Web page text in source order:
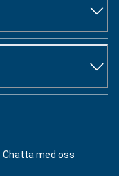
Chatta med oss